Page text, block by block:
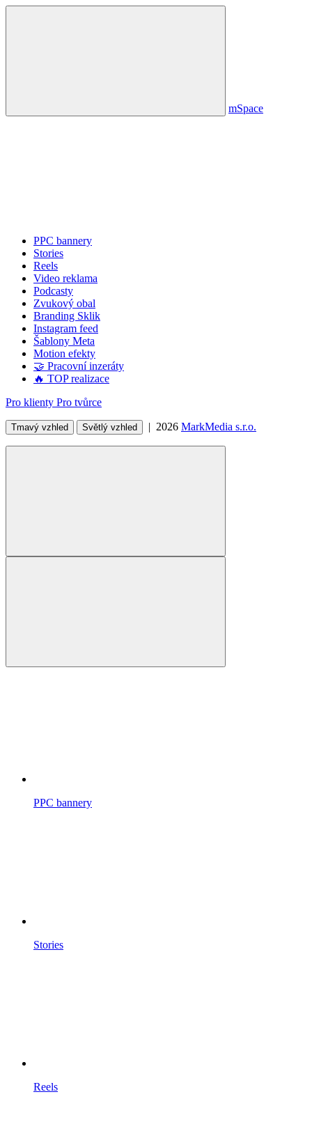
mSpace
PPC bannery
Stories
Reels
Video reklama
Podcasty
Zvukový obal
Branding Sklik
Instagram feed
Šablony Meta
Motion efekty
🤝 Pracovní inzeráty
🔥 TOP realizace
Pro klienty Pro tvůrce
Tmavý vzhled Světlý vzhled | 2026 MarkMedia s.r.o.
PPC bannery
Stories
Reels